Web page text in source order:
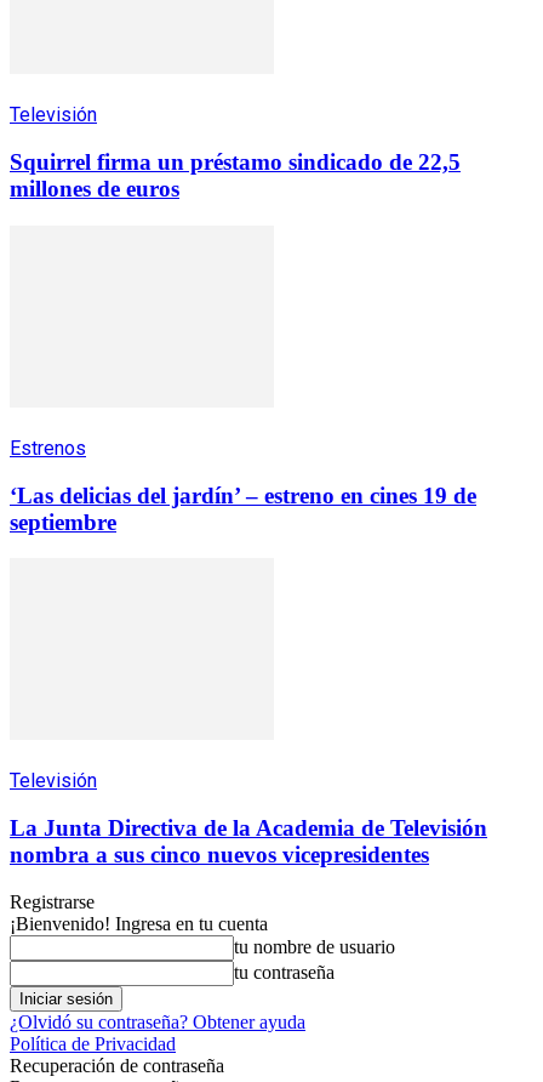
Televisión
Squirrel firma un préstamo sindicado de 22,5
millones de euros
Estrenos
‘Las delicias del jardín’ – estreno en cines 19 de
septiembre
Televisión
La Junta Directiva de la Academia de Televisión
nombra a sus cinco nuevos vicepresidentes
Registrarse
¡Bienvenido! Ingresa en tu cuenta
tu nombre de usuario
tu contraseña
¿Olvidó su contraseña? Obtener ayuda
Política de Privacidad
Recuperación de contraseña